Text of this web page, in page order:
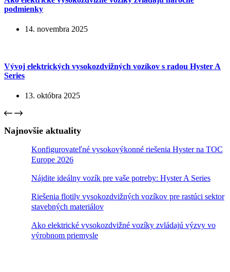
podmienky
14. novembra 2025
Vývoj elektrických vysokozdvižných vozíkov s radou Hyster A
Series
13. októbra 2025
Najnovšie aktuality
Konfigurovateľné vysokovýkonné riešenia Hyster na TOC
Europe 2026
Nájdite ideálny vozík pre vaše potreby: Hyster A Series
Riešenia flotily vysokozdvižných vozíkov pre rastúci sektor
stavebných materiálov
Ako elektrické vysokozdvižné vozíky zvládajú výzvy vo
výrobnom priemysle